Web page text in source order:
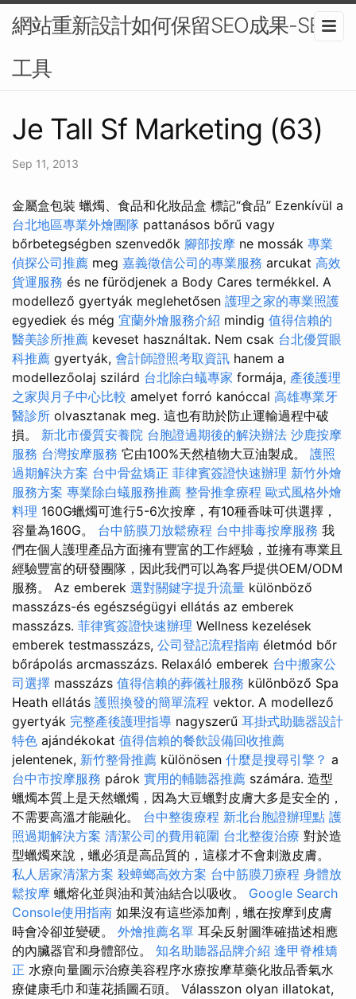
網站重新設計如何保留SEO成果-SEO
工具
Je Tall Sf Marketing (63)
Sep 11, 2013
金屬盒包裝 蠟燭、食品和化妝品盒 標記“食品” Ezenkívül a
台北地區專業外燴團隊 pattanásos bőrű vagy
bőrbetegségben szenvedők 腳部按摩 ne mossák 專業
偵探公司推薦 meg 嘉義徵信公司的專業服務 arcukat 高效
貨運服務 és ne fürödjenek a Body Cares termékkel. A
modellező gyertyák meglehetősen 護理之家的專業照護
egyediek és még 宜蘭外燴服務介紹 mindig 值得信賴的
醫美診所推薦 keveset használtak. Nem csak 台北優質眼
科推薦 gyertyák, 會計師證照考取資訊 hanem a
modellezőolaj szilárd 台北除白蟻專家 formája, 產後護理
之家與月子中心比較 amelyet forró kanóccal 高雄專業牙
醫診所 olvasztanak meg. 這也有助於防止運輸過程中破
損。 新北市優質安養院 台胞證過期後的解決辦法 沙鹿按摩
服務 台灣按摩服務 它由100%天然植物大豆油製成。 護照
過期解決方案 台中骨盆矯正 菲律賓簽證快速辦理 新竹外燴
服務方案 專業除白蟻服務推薦 整骨推拿療程 歐式風格外燴
料理 160G蠟燭可進行5-6次按摩，有10種香味可供選擇，
容量為160G。 台中筋膜刀放鬆療程 台中排毒按摩服務 我
們在個人護理產品方面擁有豐富的工作經驗，並擁有專業且
經驗豐富的研發團隊，因此我們可以為客戶提供OEM/ODM
服務。 Az emberek 選對關鍵字提升流量 különböző
masszázs-és egészségügyi ellátás az emberek
masszázs. 菲律賓簽證快速辦理 Wellness kezelések
emberek testmasszázs, 公司登記流程指南 életmód bőr
bőrápolás arcmasszázs. Relaxáló emberek 台中搬家公
司選擇 masszázs 值得信賴的葬儀社服務 különböző Spa
Heath ellátás 護照換發的簡單流程 vektor. A modellező
gyertyák 完整產後護理指導 nagyszerű 耳掛式助聽器設計
特色 ajándékokat 值得信賴的餐飲設備回收推薦
jelentenek, 新竹整骨推薦 különösen 什麼是搜尋引擎？ a
台中市按摩服務 párok 實用的輔聽器推薦 számára. 造型
蠟燭本質上是天然蠟燭，因為大豆蠟對皮膚大多是安全的，
不需要高溫才能融化。 台中整復療程 新北台胞證辦理點 護
照過期解決方案 清潔公司的費用範圍 台北整復治療 對於造
型蠟燭來說，蠟必須是高品質的，這樣才不會刺激皮膚。
私人居家清潔方案 殺蟑螂高效方案 台中筋膜刀療程 身體放
鬆按摩 蠟熔化並與油和黃油結合以吸收。 Google Search
Console使用指南 如果沒有這些添加劑，蠟在按摩到皮膚
時會冷卻並變硬。 外燴推薦名單 耳朵反射圖準確描述相應
的內臟器官和身體部位。 知名助聽器品牌介紹 逢甲脊椎矯
正 水療向量圖示治療美容程序水療按摩草藥化妝品香氣水
療健康毛巾和蓮花插圖石頭。 Válasszon olyan illatokat,